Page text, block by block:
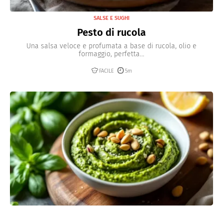
SALSE E SUGHI
Pesto di rucola
Una salsa veloce e profumata a base di rucola, olio e
formaggio, perfetta...
FACILE 5m